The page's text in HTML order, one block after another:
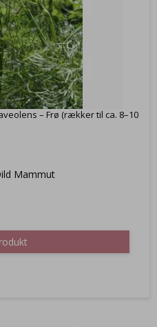
– Frø (rækker til ca. 8–10
Mammut